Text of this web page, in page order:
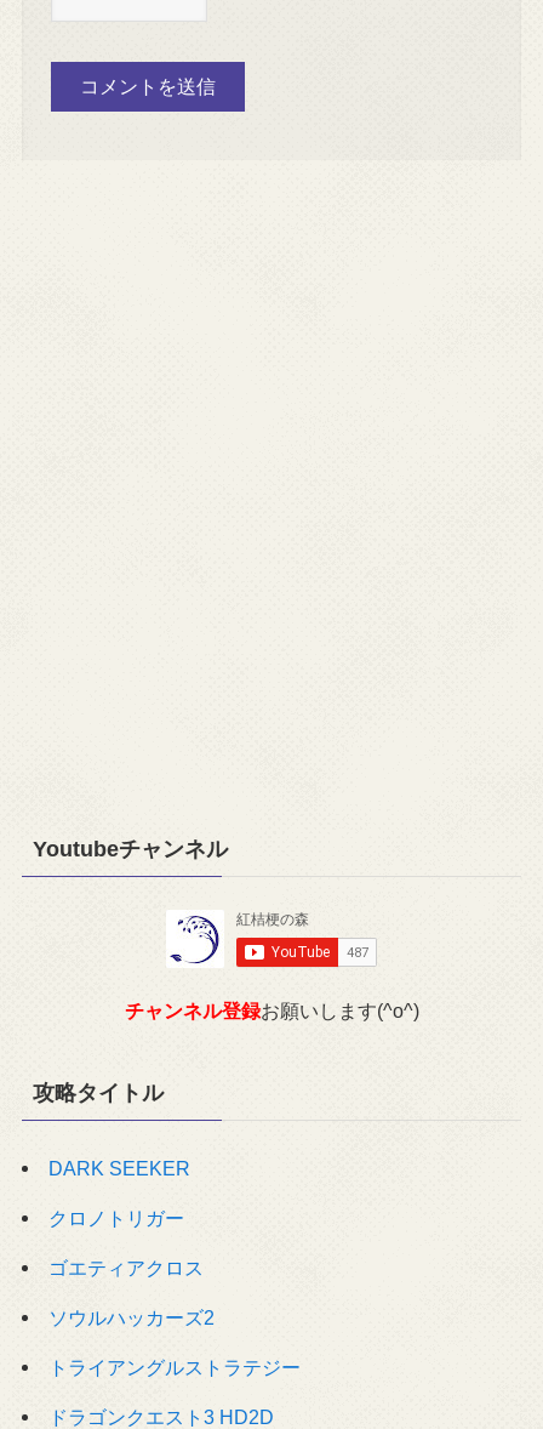
Youtubeチャンネル
チャンネル登録お願いします(^o^)
攻略タイトル
DARK SEEKER
クロノトリガー
ゴエティアクロス
ソウルハッカーズ2
トライアングルストラテジー
ドラゴンクエスト3 HD2D